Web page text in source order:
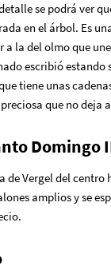
se podrá ver
en el árbol. Es
a la del olmo que
escribió estando
tiene unas
que no deja
Domingo
de Vergel del
amplios y se